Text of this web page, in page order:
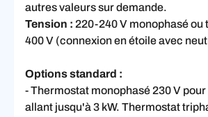
autres valeurs sur demande.
Tension : 220-240 V monophasé ou
400 V (connexion en étoile avec
Options standard :
- Thermostat monophasé 230 V
allant jusqu'à 3 kW. Thermostat